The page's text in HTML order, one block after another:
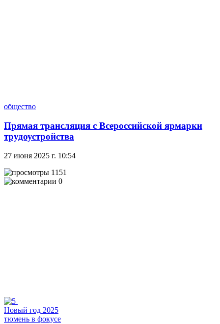
общество
Прямая трансляция с Всероссийской ярмарки
трудоустройства
27 июня 2025 г. 10:54
1151
0
Новый год 2025
тюмень в фокусе